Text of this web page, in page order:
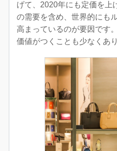
げて、2020年にも定価を上
の需要を含め、世界的にも
高まっているのが要因です
価値がつくことも少なくあ